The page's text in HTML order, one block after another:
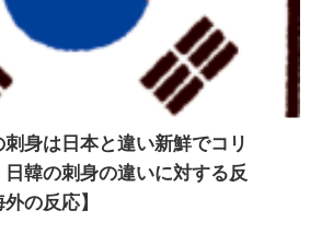
身は日本と違い新鮮でコリ
韓の刺身の違いに対する反
の反応】